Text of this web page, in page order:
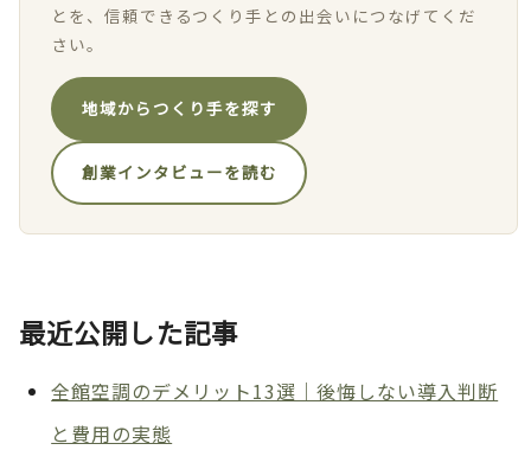
とを、信頼できるつくり手との出会いにつなげてくだ
さい。
地域からつくり手を探す
創業インタビューを読む
最近公開した記事
全館空調のデメリット13選｜後悔しない導入判断
と費用の実態